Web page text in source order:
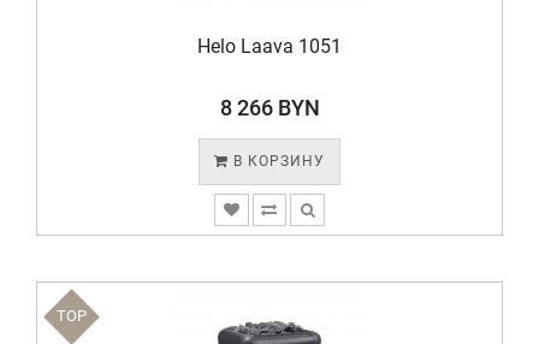
Helo Laava 1051
8 266 BYN
В КОРЗИНУ
TOP